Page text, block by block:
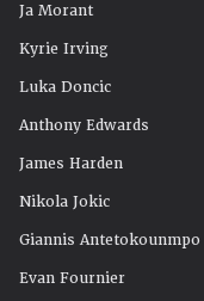
Ja Morant
Kyrie Irving
Luka Doncic
Anthony Edwards
James Harden
Nikola Jokic
Giannis Antetokounmpo
Evan Fournier